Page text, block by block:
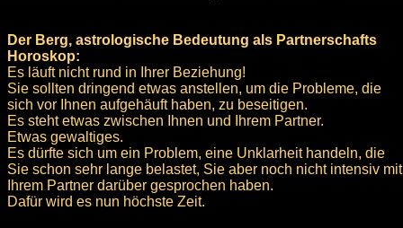
Der Berg, astrologische Bedeutung als Partnerschafts
Horoskop:
Es läuft nicht rund in Ihrer Beziehung!
Sie sollten dringend etwas anstellen, um die Probleme, die
sich vor Ihnen aufgehäuft haben, zu beseitigen.
Es steht etwas zwischen Ihnen und Ihrem Partner.
Etwas gewaltiges.
Es dürfte sich um ein Problem, eine Unklarheit handeln, die
Sie schon sehr lange belastet, Sie aber noch nicht intensiv mit
Ihrem Partner darüber gesprochen haben.
Dafür wird es nun höchste Zeit.